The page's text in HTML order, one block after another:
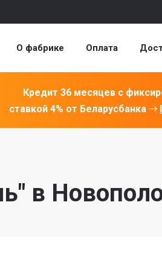
О фабрике Оплата
Кредит 36 месяцев с
ставкой 4% от Беларусбанка
в